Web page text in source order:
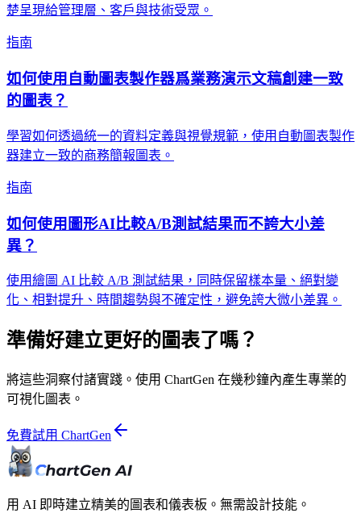
楚呈現給管理層、客戶與技術受眾。
指南
如何使用自動圖表製作器爲業務演示文稿創建一致
的圖表？
學習如何透過統一的資料定義與視覺規範，使用自動圖表製作
器建立一致的商務簡報圖表。
指南
如何使用圖形AI比較A/B測試結果而不誇大小差
異？
使用繪圖 AI 比較 A/B 測試結果，同時保留樣本量、絕對變
化、相對提升、時間趨勢與不確定性，避免誇大微小差異。
準備好建立更好的圖表了嗎？
將這些洞察付諸實踐。使用 ChartGen 在幾秒鐘內產生專業的
可視化圖表。
免費試用 ChartGen
用 AI 即時建立精美的圖表和儀表板。無需設計技能。